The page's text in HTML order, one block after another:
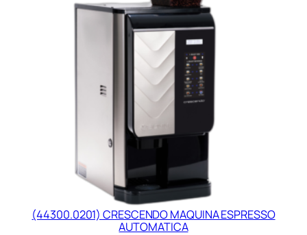
(44300.0201) CRESCENDO MAQUINA ESPRESSO
AUTOMATICA